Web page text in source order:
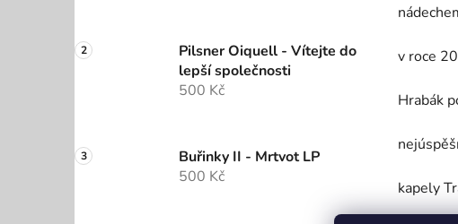
Pilsner Oiquell - Vítejte do
lepší společnosti
500 Kč
Buřinky II - Mrtvot LP
500 Kč
v roce
Hrabák
kapely